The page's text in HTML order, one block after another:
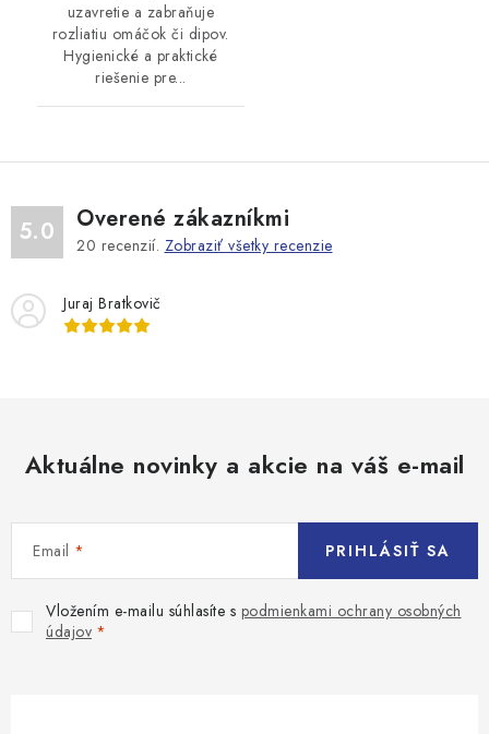
uzavretie a zabraňuje
rozliatiu omáčok či dipov.
Hygienické a praktické
riešenie pre...
5.0 Overené zákazníkmi
20 recenzií. Zobraziť všetky recenzie
Juraj Bratkovič
Aktuálne novinky a akcie na váš e-mail
Email
Vložením e-mailu súhlasíte s podmienkami ochrany osobných
údajov
PRIHLÁSIŤ SA